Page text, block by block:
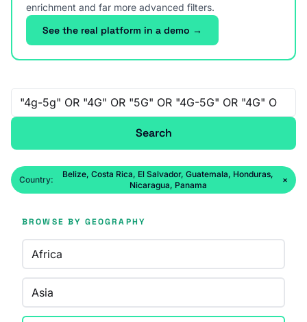
enrichment and far more advanced filters.
See the real platform in a demo →
Free-text search
Search
Country:
Belize, Costa Rica, El Salvador, Guatemala, Honduras,
Nicaragua, Panama
×
BROWSE BY GEOGRAPHY
Africa
Asia